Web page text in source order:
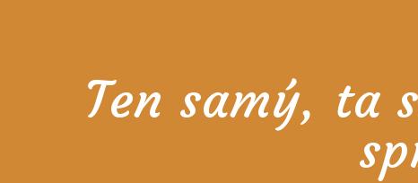
Ten samý, ta